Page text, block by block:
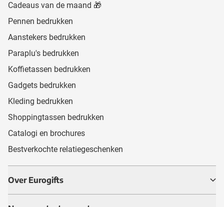
Cadeaus van de maand 🎁
Pennen bedrukken
Aanstekers bedrukken
Paraplu's bedrukken
Koffietassen bedrukken
Gadgets bedrukken
Kleding bedrukken
Shoppingtassen bedrukken
Catalogi en brochures
Bestverkochte relatiegeschenken
Over Eurogifts